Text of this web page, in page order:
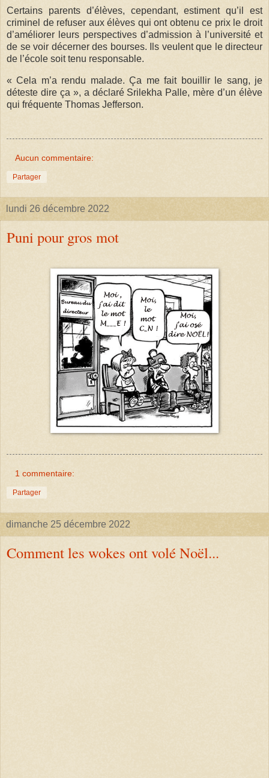
Certains parents d’élèves, cependant, estiment qu’il est
criminel de refuser aux élèves qui ont obtenu ce prix le droit
d’améliorer leurs perspectives d’admission à l’université et
de se voir décerner des bourses. Ils veulent que le directeur
de l’école soit tenu responsable.
« Cela m’a rendu malade. Ça me fait bouillir le sang, je
déteste dire ça », a déclaré Srilekha Palle, mère d’un élève
qui fréquente Thomas Jefferson.
Aucun commentaire:
Partager
lundi 26 décembre 2022
Puni pour gros mot
1 commentaire:
Partager
dimanche 25 décembre 2022
Comment les wokes ont volé Noël...